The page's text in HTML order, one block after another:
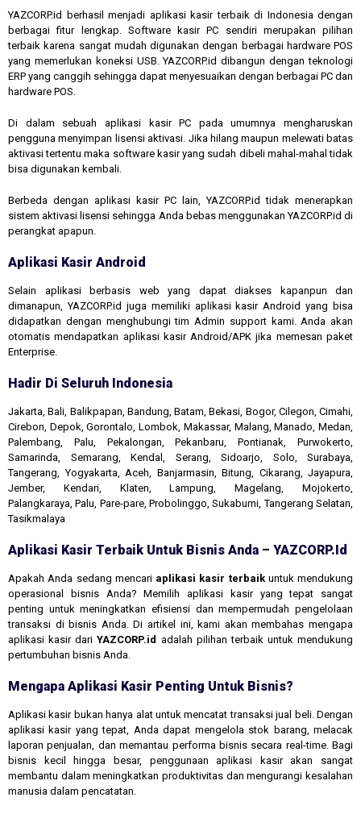
YAZCORP.id berhasil menjadi aplikasi kasir terbaik di Indonesia dengan
berbagai fitur lengkap. Software kasir PC sendiri merupakan pilihan
terbaik karena sangat mudah digunakan dengan berbagai hardware POS
yang memerlukan koneksi USB. YAZCORP.id dibangun dengan teknologi
ERP yang canggih sehingga dapat menyesuaikan dengan berbagai PC dan
hardware POS.
Di dalam sebuah aplikasi kasir PC pada umumnya mengharuskan
pengguna menyimpan lisensi aktivasi. Jika hilang maupun melewati batas
aktivasi tertentu maka software kasir yang sudah dibeli mahal-mahal tidak
bisa digunakan kembali.
Berbeda dengan aplikasi kasir PC lain, YAZCORP.id tidak menerapkan
sistem aktivasi lisensi sehingga Anda bebas menggunakan YAZCORP.id di
perangkat apapun.
Aplikasi Kasir Android
Selain aplikasi berbasis web yang dapat diakses kapanpun dan
dimanapun, YAZCORP.id juga memiliki aplikasi kasir Android yang bisa
didapatkan dengan menghubungi tim Admin support kami. Anda akan
otomatis mendapatkan aplikasi kasir Android/APK jika memesan paket
Enterprise.
Hadir Di Seluruh Indonesia
Jakarta, Bali, Balikpapan, Bandung, Batam, Bekasi, Bogor, Cilegon, Cimahi,
Cirebon, Depok, Gorontalo, Lombok, Makassar, Malang, Manado, Medan,
Palembang, Palu, Pekalongan, Pekanbaru, Pontianak, Purwokerto,
Samarinda, Semarang, Kendal, Serang, Sidoarjo, Solo, Surabaya,
Tangerang, Yogyakarta, Aceh, Banjarmasin, Bitung, Cikarang, Jayapura,
Jember, Kendari, Klaten, Lampung, Magelang, Mojokerto,
Palangkaraya, Palu, Pare-pare, Probolinggo, Sukabumi, Tangerang Selatan,
Tasikmalaya
Aplikasi Kasir Terbaik Untuk Bisnis Anda – YAZCORP.id
Apakah Anda sedang mencari aplikasi kasir terbaikuntuk mendukung
operasional bisnis Anda? Memilih aplikasi kasir yang tepat sangat
penting untuk meningkatkan efisiensi dan mempermudah pengelolaan
transaksi di bisnis Anda. Di artikel ini, kami akan membahas mengapa
aplikasi kasir dariYAZCORP.id adalah pilihan terbaik untuk mendukung
pertumbuhan bisnis Anda.
Mengapa Aplikasi Kasir Penting Untuk Bisnis?
Aplikasi kasir bukan hanya alat untuk mencatat transaksi jual beli. Dengan
aplikasi kasir yang tepat, Anda dapat mengelola stok barang, melacak
laporan penjualan, dan memantau performa bisnis secara real-time. Bagi
bisnis kecil hingga besar, penggunaan aplikasi kasir akan sangat
membantu dalam meningkatkan produktivitas dan mengurangi kesalahan
manusia dalam pencatatan.